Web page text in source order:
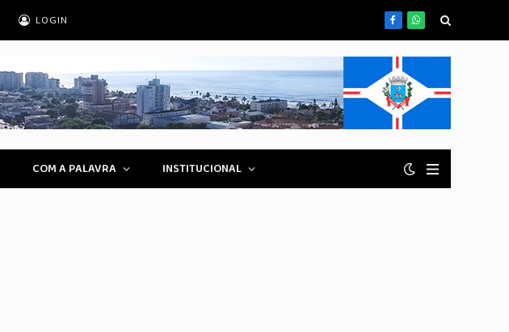
LOGIN FacebookWhatsApp
COM A PALAVRA INSTITUCIONAL